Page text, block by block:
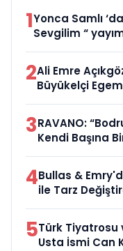
1Yonca Samlı
Sevgilim “
2Ali Emre
Büyükelçi
3RAVANO:
Kendi Başına
4Bullas &
ile Tarz
5Türk Tiyatrosu
Usta İsmi Can